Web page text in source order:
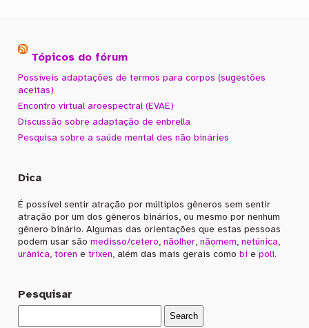
Tópicos do fórum
Possíveis adaptações de termos para corpos (sugestões
aceitas)
Encontro virtual aroespectral (EVAE)
Discussão sobre adaptação de enbrella
Pesquisa sobre a saúde mental des não bináries
Dica
É possível sentir atração por múltiplos gêneros sem sentir
atração por um dos gêneros binários, ou mesmo por nenhum
gênero binário. Algumas das orientações que estas pessoas
podem usar sãomedisso/cetero ,nãolher ,nãomem ,netúnica
urânica ,toren etrixen , além das mais gerais comobi epoli.
Pesquisar